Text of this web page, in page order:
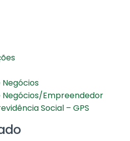
Empreendedor
Social – GPS